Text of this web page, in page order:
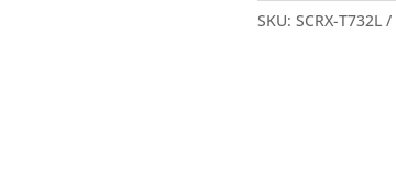
SKU: SCRX-T732L